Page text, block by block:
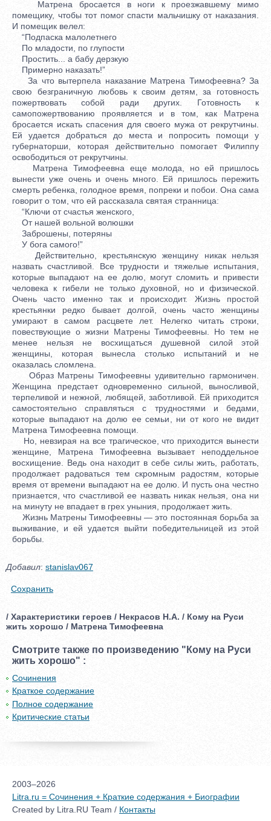
Матрена бросается в ноги к проезжавшему мимо
помещику, чтобы тот помог спасти мальчишку от наказания.
И помещик велел:
“Подпаска малолетнего
По младости, по глупости
Простить... а бабу дерзкую
Примерно наказать!”
За что вытерпела наказание Матрена Тимофеевна? За
свою безграничную любовь к своим детям, за готовность
пожертвовать собой ради других. Готовность к
самопожертвованию проявляется и в том, как Матрена
бросается искать спасения для своего мужа от рекрутчины.
Ей удается добраться до места и попросить помощи у
губернаторши, которая действительно помогает Филиппу
освободиться от рекрутчины.
Матрена Тимофеевна еще молода, но ей пришлось
вынести уже очень и очень много. Ей пришлось пережить
смерть ребенка, голодное время, попреки и побои. Она сама
говорит о том, что ей рассказала святая странница:
“Ключи от счастья женского,
От нашей вольной волюшки
Заброшены, потеряны
У бога самого!”
Действительно, крестьянскую женщину никак нельзя
назвать счастливой. Все трудности и тяжелые испытания,
которые выпадают на ее долю, могут сломить и привести
человека к гибели не только духовной, но и физической.
Очень часто именно так и происходит. Жизнь простой
крестьянки редко бывает долгой, очень часто женщины
умирают в самом расцвете лет. Нелегко читать строки,
повествующие о жизни Матрены Тимофеевны. Но тем не
менее нельзя не восхищаться душевной силой этой
женщины, которая вынесла столько испытаний и не
оказалась сломлена.
Образ Матрены Тимофеевны удивительно гармоничен.
Женщина предстает одновременно сильной, выносливой,
терпеливой и нежной, любящей, заботливой. Ей приходится
самостоятельно справляться с трудностями и бедами,
которые выпадают на долю ее семьи, ни от кого не видит
Матрена Тимофеевна помощи.
Но, невзирая на все трагическое, что приходится вынести
женщине, Матрена Тимофеевна вызывает неподдельное
восхищение. Ведь она находит в себе силы жить, работать,
продолжает радоваться тем скромным радостям, которые
время от времени выпадают на ее долю. И пусть она честно
признается, что счастливой ее назвать никак нельзя, она ни
на минуту не впадает в грех уныния, продолжает жить.
Жизнь Матрены Тимофеевны — это постоянная борьба за
выживание, и ей удается выйти победительницей из этой
борьбы.
Добавил: stanislav067
Сохранить
/ Характеристики героев / Некрасов Н.А. / Кому на Руси
жить хорошо / Матрена Тимофеевна
Смотрите также по произведению "Кому на Руси
жить хорошо" :
Сочинения
Краткое содержание
Полное содержание
Критические статьи
2003–2026
Litra.ru = Сочинения + Краткие содержания + Биографии
Created by Litra.RU Team / Контакты